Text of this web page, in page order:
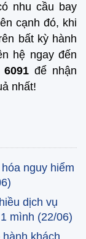
nhu cầu bay
cạnh đó, khi
bất kỳ hành
hệ ngay đến
6091 để nhận
nhất!
nguy hiểm
dịch vụ
mình (22/06)
khách